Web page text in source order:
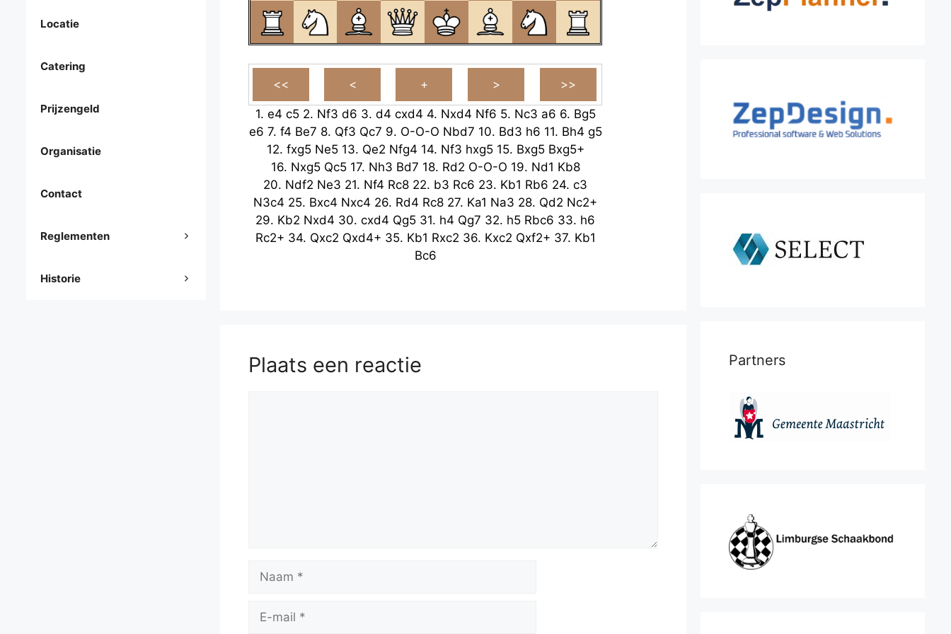
1. e4 c5 2. Nf3 d6 3. d4 cxd4 4. Nxd4 Nf6 5. Nc3 a6 6. Bg5
e6 7. f4 Be7 8. Qf3 Qc7 9. O-O-O Nbd7 10. Bd3 h6 11. Bh4 g5
12. fxg5 Ne5 13. Qe2 Nfg4 14. Nf3 hxg5 15. Bxg5 Bxg5+
16. Nxg5 Qc5 17. Nh3 Bd7 18. Rd2 O-O-O 19. Nd1 Kb8
20. Ndf2 Ne3 21. Nf4 Rc8 22. b3 Rc6 23. Kb1 Rb6 24. c3
N3c4 25. Bxc4 Nxc4 26. Rd4 Rc8 27. Ka1 Na3 28. Qd2 Nc2+
29. Kb2 Nxd4 30. cxd4 Qg5 31. h4 Qg7 32. h5 Rbc6 33. h6
Rc2+ 34. Qxc2 Qxd4+ 35. Kb1 Rxc2 36. Kxc2 Qxf2+ 37. Kb1
Bc6
Plaats een reactie
mail
Locatie
Catering
Prijzengeld
Organisatie
Contact
Reglementen
Historie
Partners